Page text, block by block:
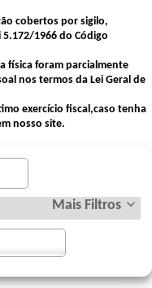
cobertos por sigilo,
1966 do Código
física foram parcialmente
nos termos da Lei Geral de
exercício fiscal,caso tenha
nosso site.
Mais Filtros